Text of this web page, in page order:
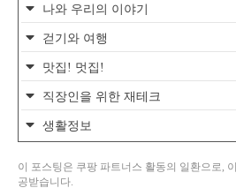
나와 우리의 이야기
걷기와 여행
맛집! 멋집!
직장인을 위한 재테크
생활정보
이 포스팅은 쿠팡 파트너스 활동의 일환으로,
공받습니다.